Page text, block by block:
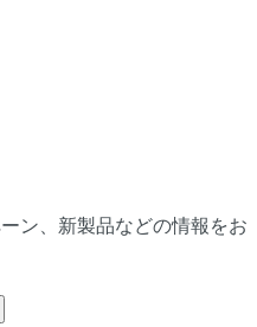
ン、新製品などの情報をお